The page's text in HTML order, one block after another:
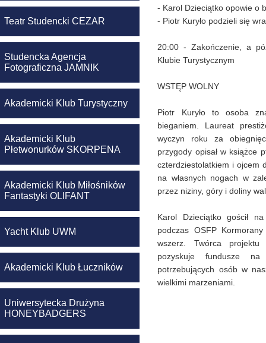
Teatr Studencki CEZAR
Studencka Agencja
Fotograficzna JAMNIK
Akademicki Klub Turystyczny
Akademicki Klub
Płetwonurków SKORPENA
Akademicki Klub Miłośników
Fantastyki OLIFANT
Yacht Klub UWM
Akademicki Klub Łuczników
Uniwersytecka Drużyna
HONEYBADGERS
- Karol Dzieciątko opowie o
- Piotr Kuryło podzieli się
20:00 - Zakończenie, a
Klubie Turystycznym
WSTĘP WOLNY
Piotr Kuryło to osoba
bieganiem. Laureat
wyczyn roku za
przygody opisał w książce
czterdziestolatkiem i ojcem
na własnych nogach w
przez niziny, góry i doliny
Karol Dzieciątko gościł
podczas OSFP
wszerz. Twórca
pozyskuje fundusze
potrzebujących osób w
wielkimi marzeniami.